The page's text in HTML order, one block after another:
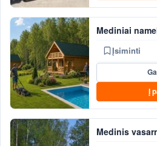
Mediniai
Įsiminti
Į
Medinis